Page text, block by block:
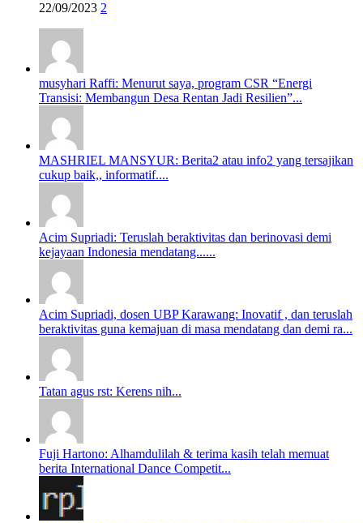
22/09/2023 2
musyhari Raffi: Menurut saya, program CSR “Energi
Transisi: Membangun Desa Rentan Jadi Resilien”...
MASHRIEL MANSYUR: Berita2 atau info2 yang tersajikan
cukup baik,, informatif....
Acim Supriadi: Teruslah beraktivitas dan berinovasi demi
kejayaan Indonesia mendatang......
Acim Supriadi, dosen UBP Karawang: Inovatif , dan teruslah
beraktivitas guna kemajuan di masa mendatang dan demi ra...
Tatan agus rst: Kerens nih...
Fuji Hartono: Alhamdulilah & terima kasih telah memuat
berita International Dance Competit...